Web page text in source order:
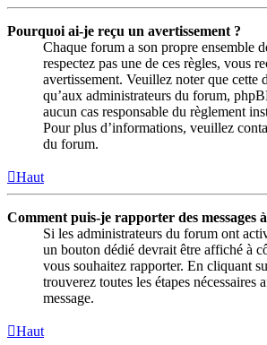
Pourquoi ai-je reçu un avertissement ?
Chaque forum a son propre ensemble
respectez pas une de ces règles, vous
avertissement. Veuillez noter que cette
qu’aux administrateurs du forum,
aucun cas responsable du règlement
Pour plus d’informations, veuillez
du forum.
Haut
Comment puis-je rapporter des messages
Si les administrateurs du forum ont
un bouton dédié devrait être affiché à
vous souhaitez rapporter. En cliquant
trouverez toutes les étapes nécessaires
message.
Haut